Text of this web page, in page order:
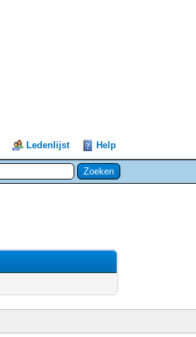
Ledenlijst Help